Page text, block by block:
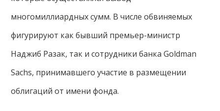
многомиллиардных сумм. В числе обвиняемых
фигурируют как бывший премьер-министр
Наджиб Разак, так и сотрудники банка Goldman
Sachs, принимавшего участие в размещении
облигаций от имени фонда.